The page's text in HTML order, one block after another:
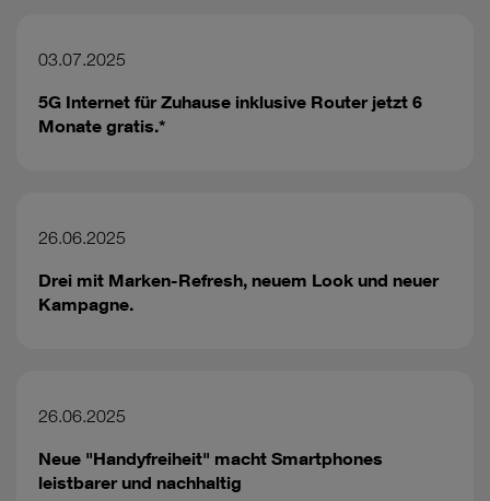
03.07.2025
5G Internet für Zuhause inklusive Router jetzt 6
Monate gratis.*
26.06.2025
Drei mit Marken-Refresh, neuem Look und neuer
Kampagne.
26.06.2025
Neue "Handyfreiheit" macht Smartphones
leistbarer und nachhaltig